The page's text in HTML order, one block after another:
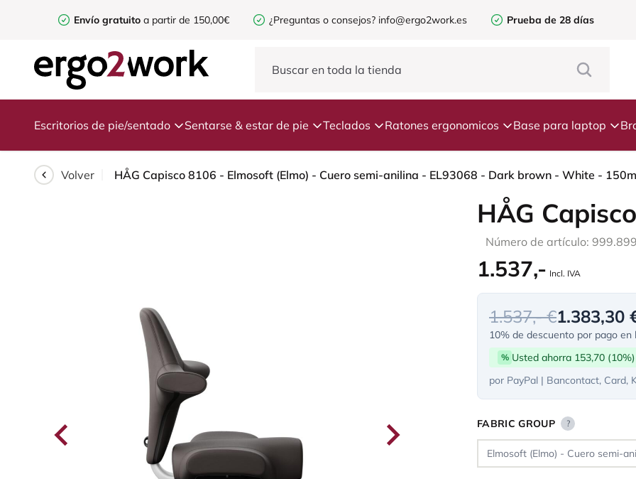
Envío gratuito a partir de 150,00€ ¿Preguntas o consejos? info@ergo2work.es Prueba de 28 días
Escritorios de pie/sentado Sentarse & estar de pie Teclados Ratones ergonomicos Base para laptop
Volver HÅG Capisco 8106 - Elmosoft (Elmo) - Cuero semi-anilina - EL93068 - Dark brown - White -
HÅG
Número de artículo:
1.537,- Incl. IVA
1.537,- €1.383,30
10% de descuento por pago en
% Usted ahorra 153,70 (10%)
por PayPal | Bancontact, Card,
FABRIC GROUP ?